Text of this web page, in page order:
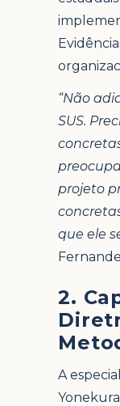
“Não
SUS.
projeto
que ele
2.
A